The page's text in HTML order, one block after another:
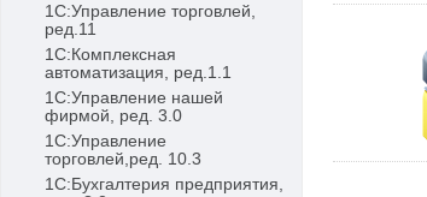
1С:Управление торговлей,
ред.11
1С:Комплексная
автоматизация, ред.1.1
1С:Управление нашей
фирмой, ред. 3.0
1С:Управление
торговлей,ред. 10.3
1С:Бухгалтерия предприятия,